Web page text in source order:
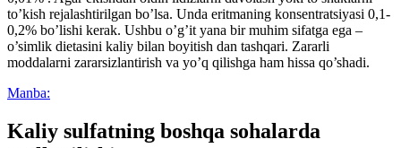
to’kish rejalashtirilgan bo’lsa. Unda eritmaning konsentratsiyasi 0,1-
0,2% bo’lishi kerak. Ushbu o’g’it yana bir muhim sifatga ega –
o’simlik dietasini kaliy bilan boyitish dan tashqari. Zararli
moddalarni zararsizlantirish va yo’q qilishga ham hissa qo’shadi.
Manba:
Kaliy sulfatning boshqa sohalarda